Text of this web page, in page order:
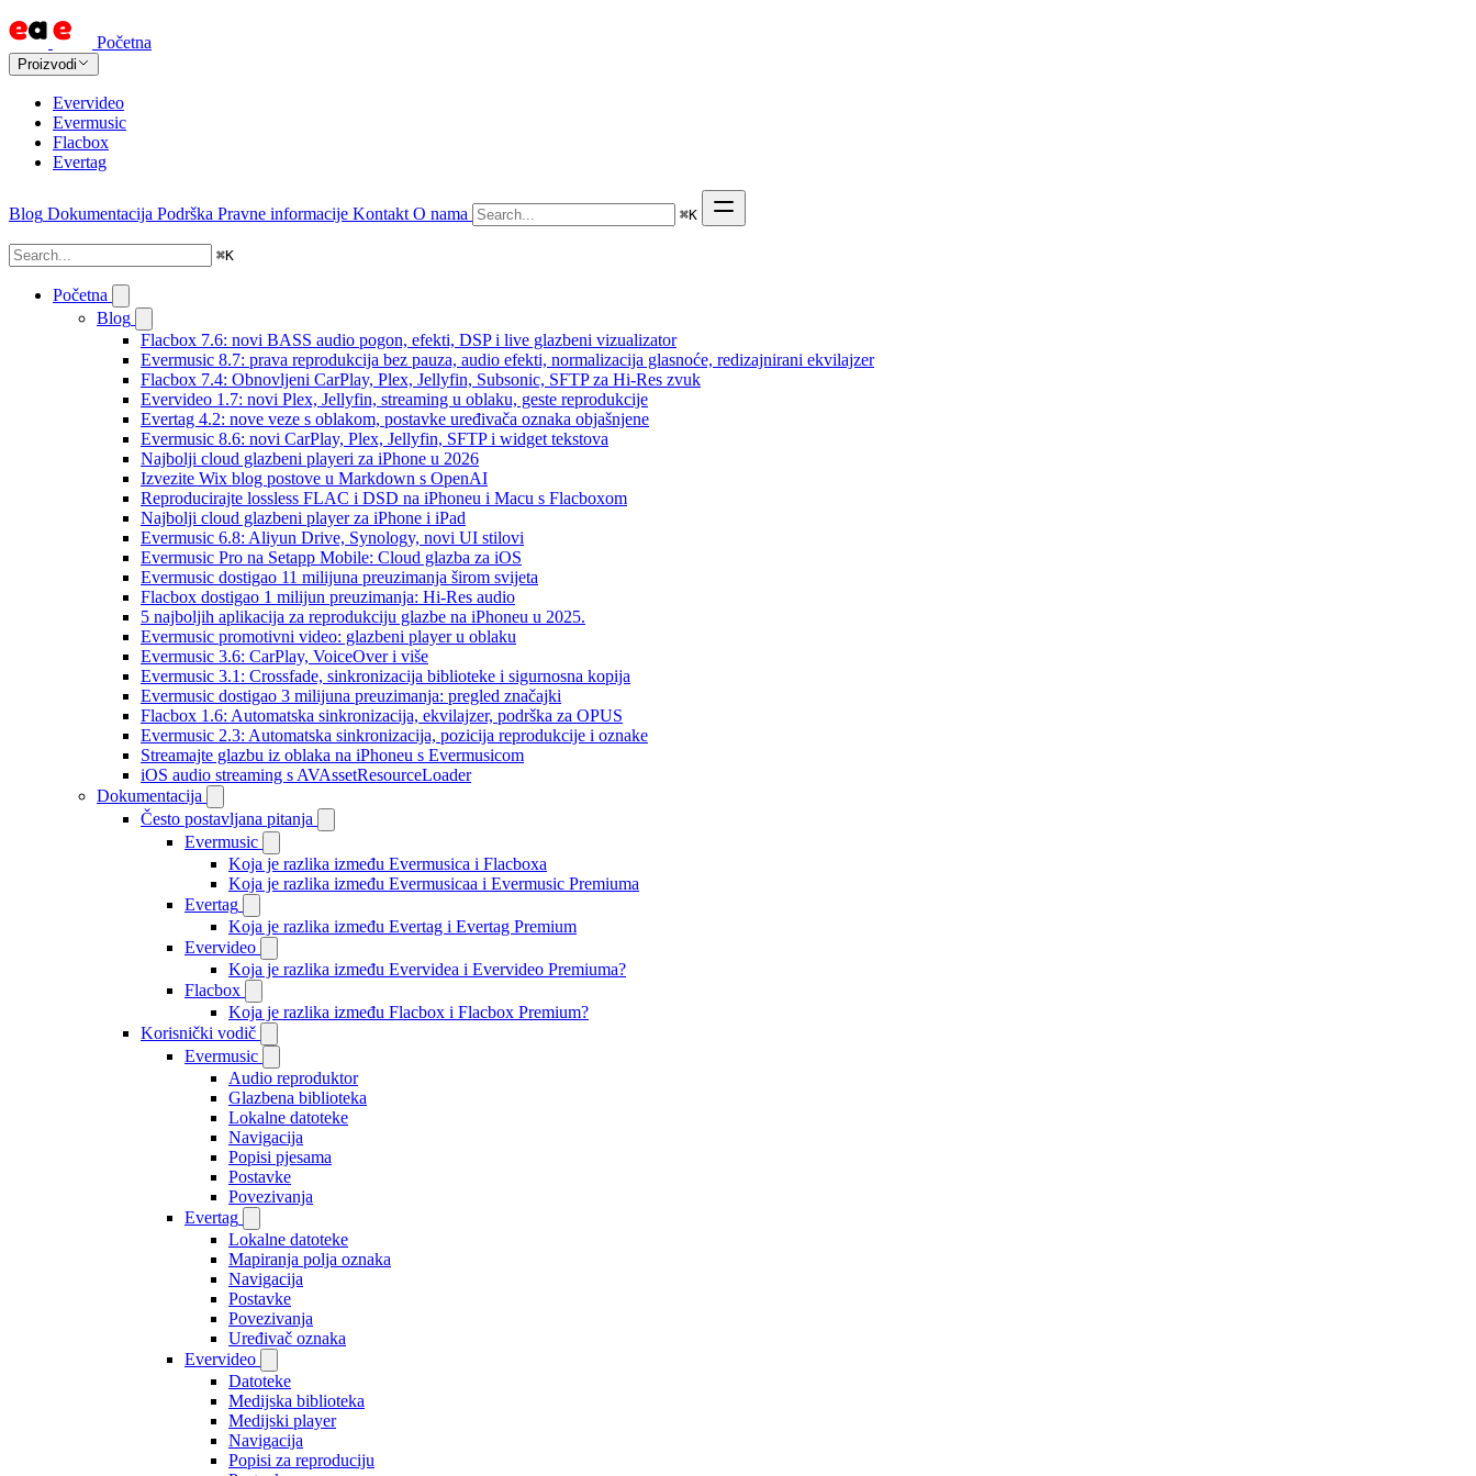
Početna
Proizvodi
Evervideo
Evermusic
Flacbox
Evertag
Blog Dokumentacija Podrška Pravne informacije Kontakt O nama ⌘K
⌘K
Početna
Blog
Flacbox 7.6: novi BASS audio pogon, efekti, DSP i live glazbeni vizualizator
Evermusic 8.7: prava reprodukcija bez pauza, audio efekti, normalizacija glasnoće, redizajnirani ekvilajzer
Flacbox 7.4: Obnovljeni CarPlay, Plex, Jellyfin, Subsonic, SFTP za Hi-Res zvuk
Evervideo 1.7: novi Plex, Jellyfin, streaming u oblaku, geste reprodukcije
Evertag 4.2: nove veze s oblakom, postavke uređivača oznaka objašnjene
Evermusic 8.6: novi CarPlay, Plex, Jellyfin, SFTP i widget tekstova
Najbolji cloud glazbeni playeri za iPhone u 2026
Izvezite Wix blog postove u Markdown s OpenAI
Reproducirajte lossless FLAC i DSD na iPhoneu i Macu s Flacboxom
Najbolji cloud glazbeni player za iPhone i iPad
Evermusic 6.8: Aliyun Drive, Synology, novi UI stilovi
Evermusic Pro na Setapp Mobile: Cloud glazba za iOS
Evermusic dostigao 11 milijuna preuzimanja širom svijeta
Flacbox dostigao 1 milijun preuzimanja: Hi-Res audio
5 najboljih aplikacija za reprodukciju glazbe na iPhoneu u 2025.
Evermusic promotivni video: glazbeni player u oblaku
Evermusic 3.6: CarPlay, VoiceOver i više
Evermusic 3.1: Crossfade, sinkronizacija biblioteke i sigurnosna kopija
Evermusic dostigao 3 milijuna preuzimanja: pregled značajki
Flacbox 1.6: Automatska sinkronizacija, ekvilajzer, podrška za OPUS
Evermusic 2.3: Automatska sinkronizacija, pozicija reprodukcije i oznake
Streamajte glazbu iz oblaka na iPhoneu s Evermusicom
iOS audio streaming s AVAssetResourceLoader
Dokumentacija
Često postavljana pitanja
Evermusic
Koja je razlika između Evermusica i Flacboxa
Koja je razlika između Evermusicaa i Evermusic Premiuma
Evertag
Koja je razlika između Evertag i Evertag Premium
Evervideo
Koja je razlika između Evervidea i Evervideo Premiuma?
Flacbox
Koja je razlika između Flacbox i Flacbox Premium?
Korisnički vodič
Evermusic
Audio reproduktor
Glazbena biblioteka
Lokalne datoteke
Navigacija
Popisi pjesama
Postavke
Povezivanja
Evertag
Lokalne datoteke
Mapiranja polja oznaka
Navigacija
Postavke
Povezivanja
Uređivač oznaka
Evervideo
Datoteke
Medijska biblioteka
Medijski player
Navigacija
Popisi za reproduciju